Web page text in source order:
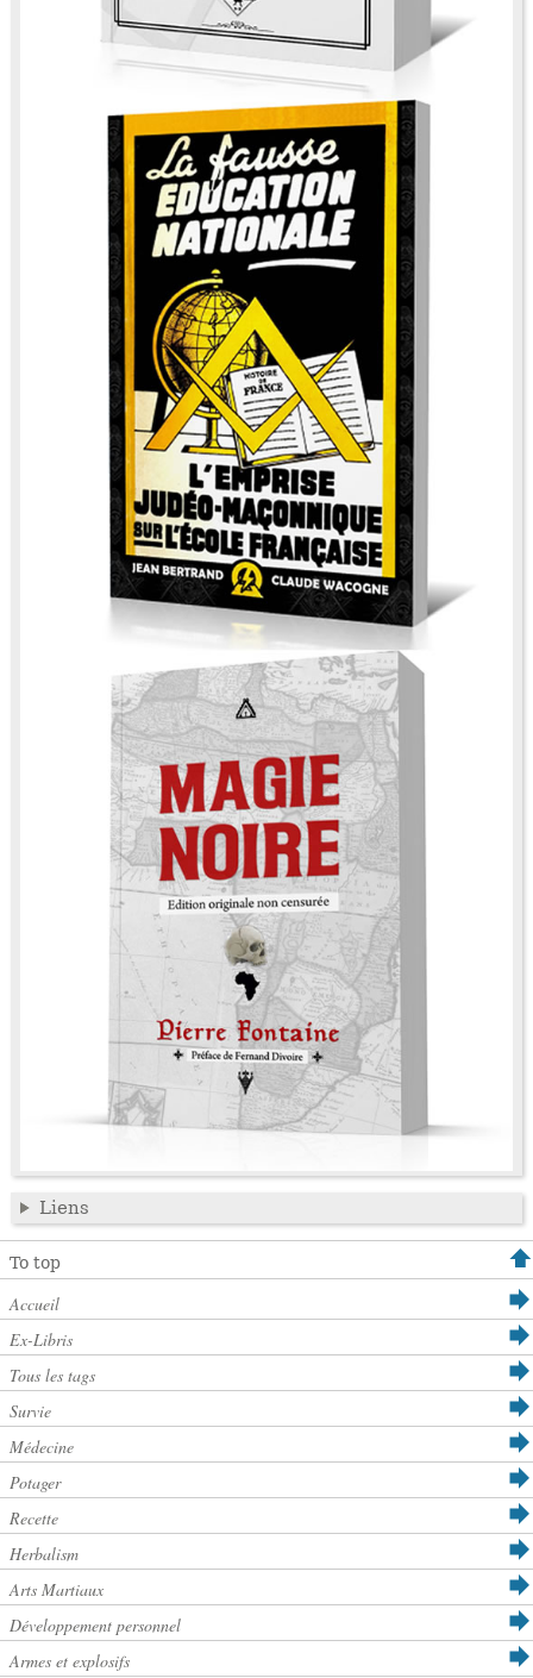
Liens
To top
Accueil
Ex-Libris
Tous les tags
Survie
Médecine
Potager
Recette
Herbalism
Arts Martiaux
Développement personnel
Armes et explosifs